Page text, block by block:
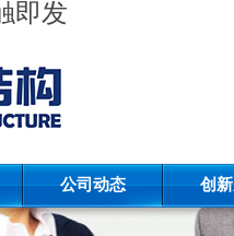
即发
公司动态 创